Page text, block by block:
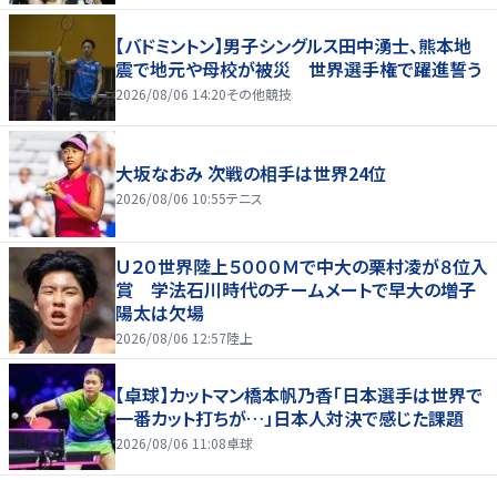
【バドミントン】男子シングルス田中湧士、熊本地
震で地元や母校が被災 世界選手権で躍進誓う
2026/08/06 14:20その他競技
大坂なおみ 次戦の相手は世界24位
2026/08/06 10:55テニス
Ｕ２０世界陸上５０００Ｍで中大の栗村凌が８位入
賞 学法石川時代のチームメートで早大の増子
陽太は欠場
2026/08/06 12:57陸上
【卓球】カットマン橋本帆乃香「日本選手は世界で
一番カット打ちが…」日本人対決で感じた課題
2026/08/06 11:08卓球